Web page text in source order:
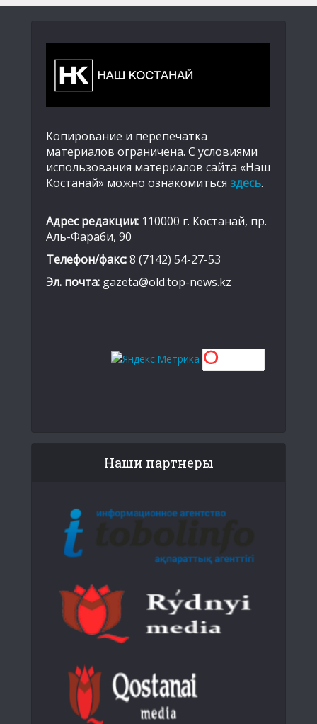
Копирование и перепечатка
материалов ограничена. С условиями
использования материалов сайта «Наш
Костанай» можно ознакомиться здесь.
Адрес редакции: 110000 г. Костанай, пр.
Аль-Фараби, 90
Телефон/факс:8 (7142) 54-27-53
Эл. почта: gazeta@old.top-news.kz
Наши партнеры